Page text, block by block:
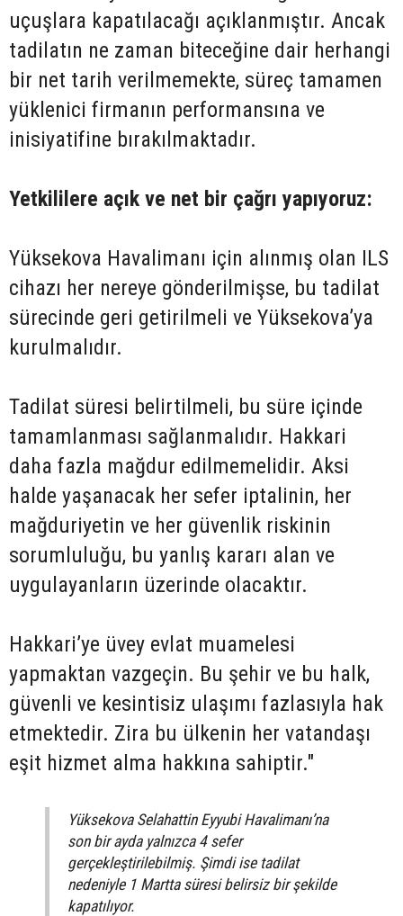
uçuşlara kapatılacağı açıklanmıştır. Ancak
tadilatın ne zaman biteceğine dair herhangi
bir net tarih verilmemekte, süreç tamamen
yüklenici firmanın performansına ve
inisiyatifine bırakılmaktadır.
Yetkililere açık ve net bir çağrı yapıyoruz:
Yüksekova Havalimanı için alınmış olan ILS
cihazı her nereye gönderilmişse, bu tadilat
sürecinde geri getirilmeli ve Yüksekova’ya
kurulmalıdır.
Tadilat süresi belirtilmeli, bu süre içinde
tamamlanması sağlanmalıdır. Hakkari
daha fazla mağdur edilmemelidir. Aksi
halde yaşanacak her sefer iptalinin, her
mağduriyetin ve her güvenlik riskinin
sorumluluğu, bu yanlış kararı alan ve
uygulayanların üzerinde olacaktır.
Hakkari’ye üvey evlat muamelesi
yapmaktan vazgeçin. Bu şehir ve bu halk,
güvenli ve kesintisiz ulaşımı fazlasıyla hak
etmektedir. Zira bu ülkenin her vatandaşı
eşit hizmet alma hakkına sahiptir."
Yüksekova Selahattin Eyyubi Havalimanı’na
son bir ayda yalnızca 4 sefer
gerçekleştirilebilmiş. Şimdi ise tadilat
nedeniyle 1 Martta süresi belirsiz bir şekilde
kapatılıyor.